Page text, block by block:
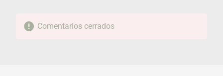
Comentarios cerrados